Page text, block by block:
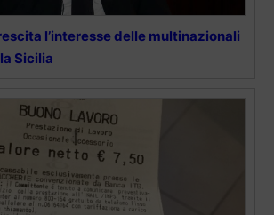
l’interesse delle multinazionali
Sicilia